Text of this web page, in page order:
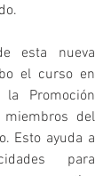
esta nueva
el curso en
Promoción
del
Esto ayuda a
para